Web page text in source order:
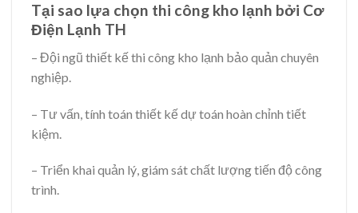
Tại sao lựa chọn thi công kho lạnh bởi Cơ
Điện Lạnh TH
– Đội ngũ thiết kế thi công kho lạnh bảo quản chuyên
nghiệp.
– Tư vấn, tính toán thiết kế dự toán hoàn chỉnh tiết
kiệm.
– Triển khai quản lý, giám sát chất lượng tiến độ công
trình.